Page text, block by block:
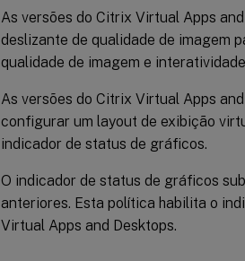
As versões do Citrix Virtual Apps
deslizante de qualidade de imagem
qualidade de imagem e
As versões do Citrix Virtual Apps
configurar um layout de exibição
indicador de status de gráficos.
O indicador de status de gráficos
anteriores. Esta política habilita o
Virtual Apps and Desktops.